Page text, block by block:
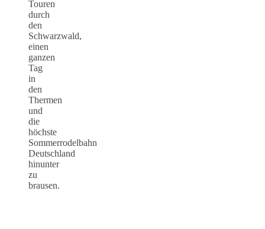
Touren
durch
den
Schwarzwald,
einen
ganzen
Tag
in
den
Thermen
und
die
höchste
Sommerrodelbahn
Deutschland
hinunter
zu
brausen.